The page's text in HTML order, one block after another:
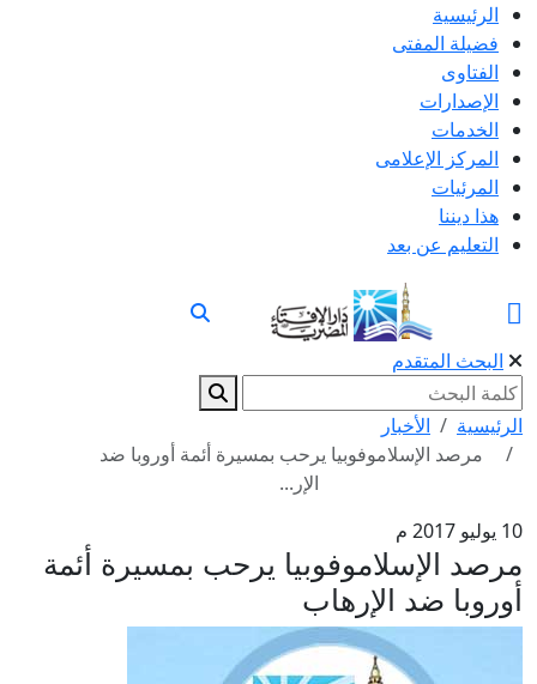
الرئيسية
فضيلة المفتى
الفتاوى
الإصدارات
الخدمات
المركز الإعلامى
المرئيات
هذا ديننا
التعليم عن بعد
البحث المتقدم
الرئيسية
الأخبار
مرصد الإسلاموفوبيا يرحب بمسيرة أئمة أوروبا ضد
الإر...
10 يوليو 2017 م
مرصد الإسلاموفوبيا يرحب بمسيرة أئمة
أوروبا ضد الإرهاب